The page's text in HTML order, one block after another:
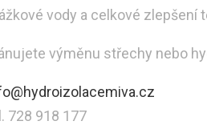
vody a celkové zlepšení
výměnu střechy nebo
728 918 177